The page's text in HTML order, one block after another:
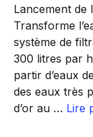
Lancement de
Transforme
système de
300 litres par
partir d’eaux
des eaux très
d’or au … Lire